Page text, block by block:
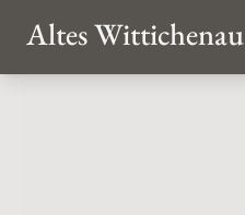
Altes Wittichenau